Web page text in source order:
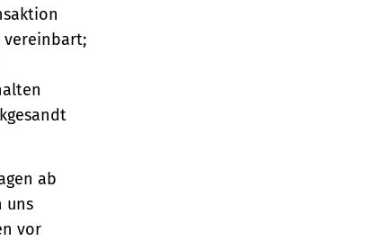
vereinbart;
ab
uns
vor